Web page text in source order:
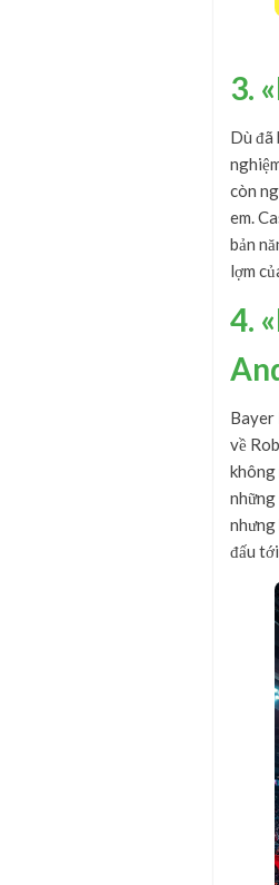
3.
Dù đã
còn
em.
bản
lợm
4.
Bayer
về
không
những
nhưng
đấu